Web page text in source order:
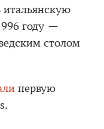
итальянскую
году —
столом
первую